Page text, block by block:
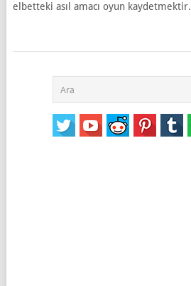
elbetteki asıl amacı oyun kaydetmektir.